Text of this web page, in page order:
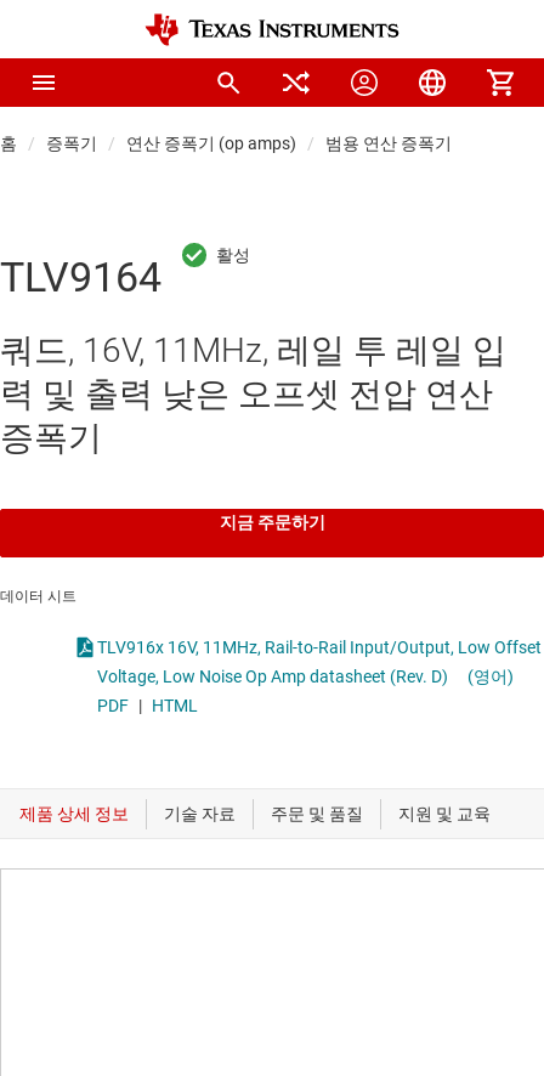
홈 증폭기 연산 증폭기 (op amps) 범용 연산 증폭기
TLV9164
쿼드, 16V, 11MHz, 레일 투 레일 입
력 및 출력 낮은 오프셋 전압 연산
증폭기
지금 주문하기
데이터 시트
TLV916x 16V, 11MHz, Rail-to-Rail Input/Output, Low Offset
Voltage, Low Noise Op Amp datasheet (Rev. D)
(영어)
PDF | HTML